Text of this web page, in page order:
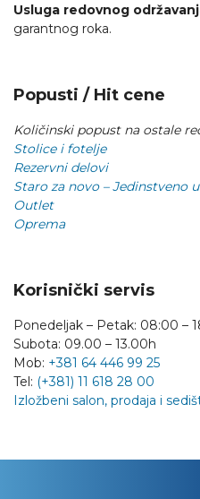
Usluga redovnog
garantnog roka.
Popusti / Hit cene
Količinski popust na ostale
Stolice i fotelje
Rezervni delovi
Staro za novo – Jedinstveno
Outlet
Oprema
Korisnički servis
Ponedeljak – Petak: 08:00 –
Subota: 09.00 – 13.00h
Mob: +381 64 446 99 25
Tel: (+381) 11 618 28 00
Izložbeni salon, prodaja i